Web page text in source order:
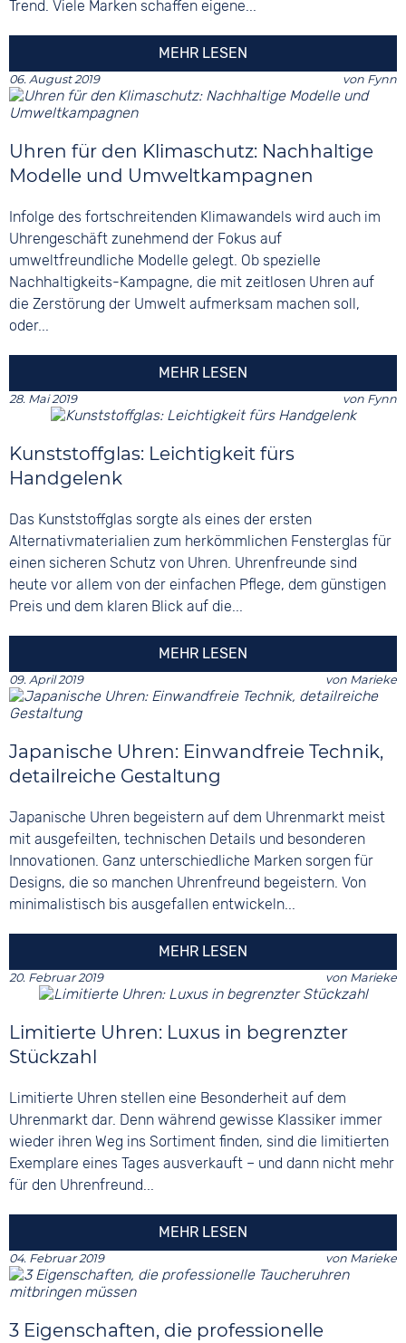
Trend. Viele Marken schaffen eigene...
MEHR LESEN
06. August 2019 von Fynn
Uhren für den Klimaschutz: Nachhaltige
Modelle und Umweltkampagnen
Infolge des fortschreitenden Klimawandels wird auch im
Uhrengeschäft zunehmend der Fokus auf
umweltfreundliche Modelle gelegt. Ob spezielle
Nachhaltigkeits-Kampagne, die mit zeitlosen Uhren auf
die Zerstörung der Umwelt aufmerksam machen soll,
oder...
MEHR LESEN
28. Mai 2019 von Fynn
Kunststoffglas: Leichtigkeit fürs
Handgelenk
Das Kunststoffglas sorgte als eines der ersten
Alternativmaterialien zum herkömmlichen Fensterglas für
einen sicheren Schutz von Uhren. Uhrenfreunde sind
heute vor allem von der einfachen Pflege, dem günstigen
Preis und dem klaren Blick auf die...
MEHR LESEN
09. April 2019 von Marieke
Japanische Uhren: Einwandfreie Technik,
detailreiche Gestaltung
Japanische Uhren begeistern auf dem Uhrenmarkt meist
mit ausgefeilten, technischen Details und besonderen
Innovationen. Ganz unterschiedliche Marken sorgen für
Designs, die so manchen Uhrenfreund begeistern. Von
minimalistisch bis ausgefallen entwickeln...
MEHR LESEN
20. Februar 2019 von Marieke
Limitierte Uhren: Luxus in begrenzter
Stückzahl
Limitierte Uhren stellen eine Besonderheit auf dem
Uhrenmarkt dar. Denn während gewisse Klassiker immer
wieder ihren Weg ins Sortiment finden, sind die limitierten
Exemplare eines Tages ausverkauft – und dann nicht mehr
für den Uhrenfreund...
MEHR LESEN
04. Februar 2019 von Marieke
3 Eigenschaften, die professionelle